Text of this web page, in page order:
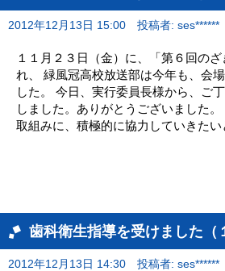
2012年12月13日 15:00 投稿者: ses******
１１月２３日（金）に、「第６回の
れ、 緑風冠高校放送部は今年も、会
した。 今日、実行委員長様から、ご
しました。ありがとうございました
取組みに、積極的に協力していきたい
歯科衛生指導を受けました（
2012年12月13日 14:30 投稿者: ses******